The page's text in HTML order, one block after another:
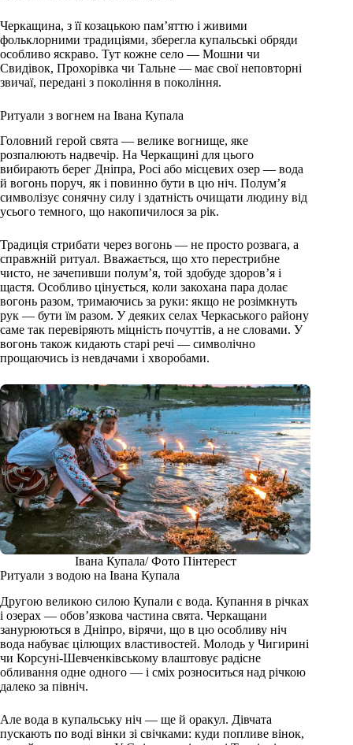
Черкащина, з її козацькою пам’яттю і живими
фольклорними традиціями, зберегла купальські обряди
особливо яскраво. Тут кожне село — Мошни чи
Свидівок, Прохорівка чи Тальне — має свої неповторні
звичаї, передані з покоління в покоління.
Ритуали з вогнем на Івана Купала
Головний герой свята — велике вогнище, яке
розпалюють надвечір. На Черкащині для цього
вибирають берег Дніпра, Росі або місцевих озер — вода
й вогонь поруч, як і повинно бути в цю ніч. Полум’я
символізує сонячну силу і здатність очищати людину від
усього темного, що накопичилося за рік.
Традиція стрибати через вогонь — не просто розвага, а
справжній ритуал. Вважається, що хто перестрибне
чисто, не зачепивши полум’я, той здобуде здоров’я і
щастя. Особливо цінується, коли закохана пара долає
вогонь разом, тримаючись за руки: якщо не розімкнуть
рук — бути їм разом. У деяких селах Черкаського району
саме так перевіряють міцність почуттів, а не словами. У
вогонь також кидають старі речі — символічно
прощаючись із невдачами і хворобами.
Івана Купала/ Фото Пінтерест
Ритуали з водою на Івана Купала
Другою великою силою Купали є вода. Купання в річках
і озерах — обов’язкова частина свята. Черкащани
занурюються в Дніпро, вірячи, що в цю особливу ніч
вода набуває цілющих властивостей. Молодь у Чигирині
чи Корсуні-Шевченківському влаштовує радісне
обливання одне одного — і сміх розноситься над річкою
далеко за північ.
Але вода в купальську ніч — ще й оракул. Дівчата
пускають по воді вінки зі свічками: куди попливе вінок,